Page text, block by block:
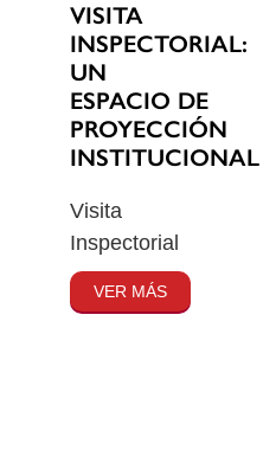
VISITA
INSPECTORIAL:
UN
ESPACIO DE
PROYECCIÓN
INSTITUCIONAL
Visita
Inspectorial
VER MÁS